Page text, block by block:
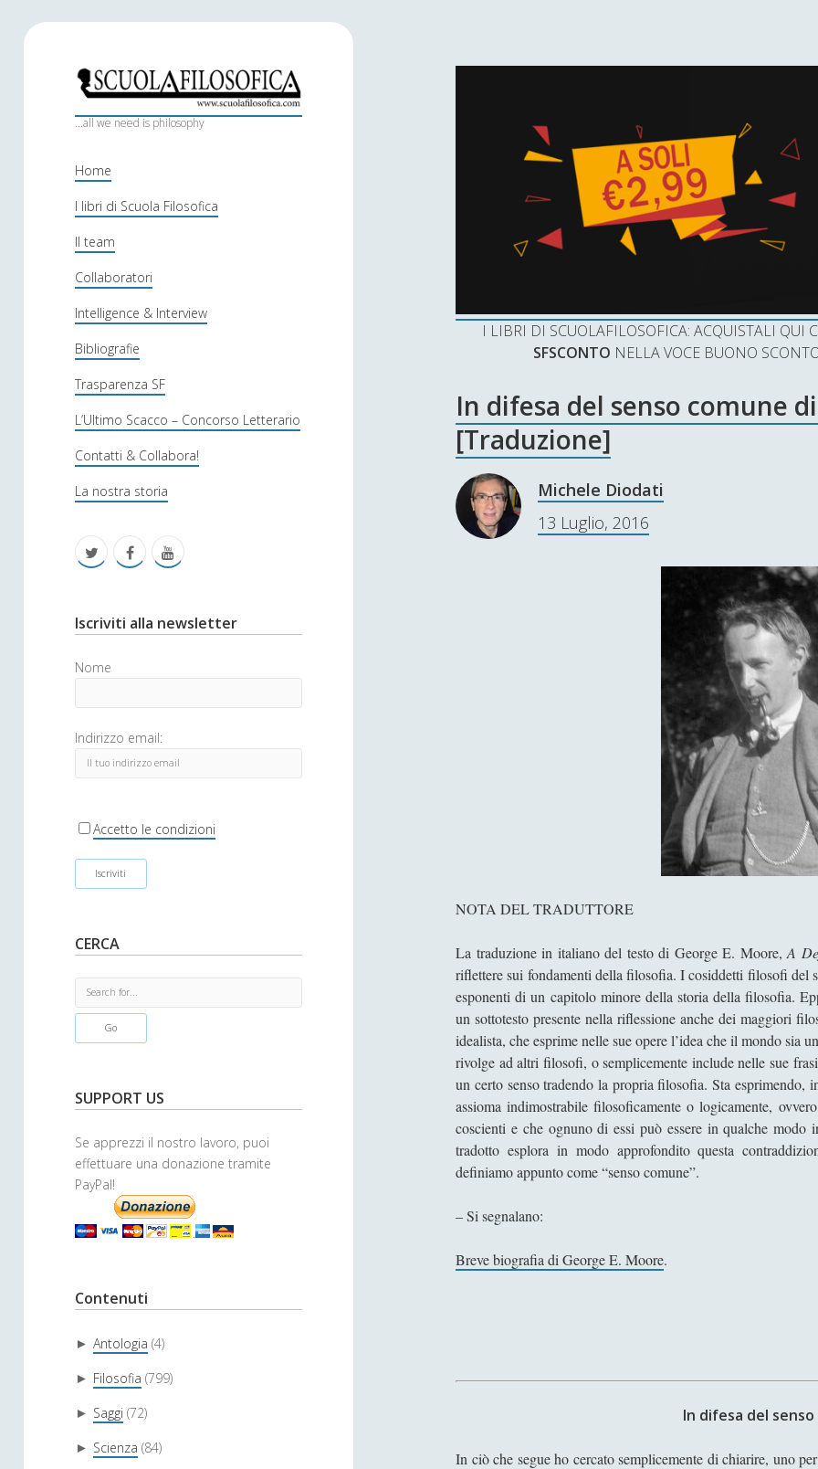
S
c
o
l
a
f
i
l
o
s
o
f
c
...all we need is philosophy
Home
I libri di Scuola Filosofica
Il team
Collaboratori
Intelligence & Interview
Bibliografie
Trasparenza SF
L’Ultimo Scacco – Concorso Letterario
Contatti & Collabora!
La nostra storia
i
t
r
f
c
b
o
k
u
u
e
S
i
e
b
r
Iscriviti alla newsletter
Nome
Indirizzo email:
Accetto le condizioni
CERCA
e
h
SUPPORT US
Se apprezzi il nostro lavoro, puoi
effettuare una donazione tramite
PayPal!
Contenuti
► Antologia (4)
► Filosofia (799)
► Saggi (72)
► Scienza (84)
I LIBRI DI SCUOLAFILOSOFICA: ACQUISTALI
SFSCONTO NELLA VOCE BUONO
In difesa del senso comune
[Traduzione]
Michele Diodati
13 Luglio, 2016
NOTA DEL TRADUTTORE
La traduzione in italiano del testo di George E. Moore,A
riflettere sui fondamenti della filosofia. I cosiddetti filosofi del
esponenti di un capitolo minore della storia della filosofia.
un sottotesto presente nella riflessione anche dei maggiori
idealista, che esprime nelle sue opere l’idea che il mondo sia
rivolge ad altri filosofi, o semplicemente include nelle sue
un certo senso tradendo la propria filosofia. Sta esprimendo,
assioma indimostrabile filosoficamente o logicamente,
coscienti e che ognuno di essi può essere in qualche
tradotto esplora in modo approfondito questa
definiamo appunto come “senso comune”.
– Si segnalano:
Breve biografia di George E. Moore.
In difesa del
In ciò che segue ho cercato semplicemente di chiarire, uno